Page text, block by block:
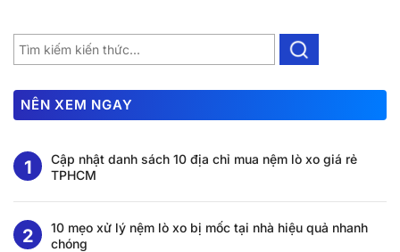
NÊN XEM NGAY
Cập nhật danh sách 10 địa chỉ mua nệm lò xo giá rẻ
TPHCM
10 mẹo xử lý nệm lò xo bị mốc tại nhà hiệu quả nhanh
chóng